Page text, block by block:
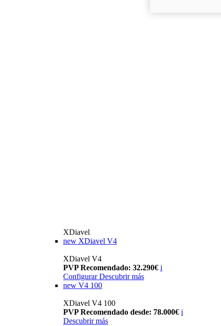
XDiavel
new XDiavel V4
XDiavel V4
PVP Recomendado: 32.290€ i
Configurar Descubrir más
new V4 100
XDiavel V4 100
PVP Recomendado desde: 78.000€ i
Descubrir más